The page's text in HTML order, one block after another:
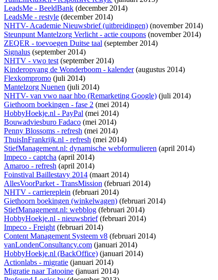
LeadsMe - BeeldBank (december 2014)
LeadsMe - restyle (december 2014)
NHTV- Academie Nieuwsbrief (uitbreidingen) (november 2014)
Steunpunt Mantelzorg Verlicht - actie coupons (november 2014)
ZEQER - toevoegen Duitse taal (september 2014)
Signalus (september 2014)
NHTV - vwo test(september 2014)
Kinderopvang de Wonderboom - kalender(augustus 2014)
Flexkompromo (juli 2014)
Mantelzorg Nuenen (juli 2014)
NHTV- van vwo naar hbo (Remarketing Google) (juli 2014)
Giethoorn boekingen - fase 2 (mei 2014)
HobbyHoekje.nl - PayPal (mei 2014)
Bouwadviesburo Fadaco (mei 2014)
Penny Blossoms - refresh (mei 2014)
ThuisInFrankrijk.nl - refresh (mei 2014)
StiefManagement.nl: dynamische webformulieren (april 2014)
Impeco - captcha (april 2014)
Amaroo - refresh (april 2014)
Foinstival Baillestavy 2014 (maart 2014)
AllesVoorParket - TransMission (februari 2014)
NHTV - carriereplein (februari 2014)
Giethoorn boekingen (winkelwagen) (februari 2014)
StiefManagement.nl: webblog (februari 2014)
HobbyHoekje.nl - nieuwsbrief(februari 2014)
Impeco - Freight(februari 2014)
Content Management Systeem v8 (februari 2014)
vanLondenConsultancy.com (januari 2014)
HobbyHoekje.nl (BackOffice) (januari 2014)
Actionlabs - migratie (januari 2014)
Migratie naar Tatooine (januari 2014)